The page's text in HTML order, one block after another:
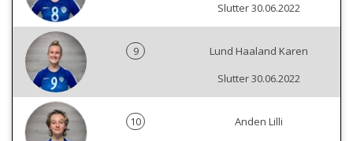
Slutter 30.06.2022
9
Lund Haaland Karen
Slutter 30.06.2022
10
Anden Lilli